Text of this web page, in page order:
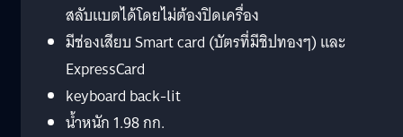
สลับแบตได้โดยไม่ต้องปิดเครื่อง
มีช่องเสียบ Smart card (บัตรที่มีชิปทองๆ) และ
ExpressCard
keyboard back-lit
น้ำหนัก 1.98 กก.